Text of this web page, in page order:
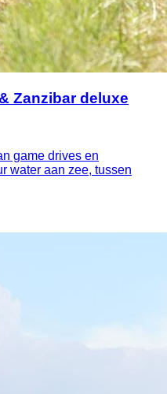
Zanzibar deluxe
game drives en
water aan zee, tussen